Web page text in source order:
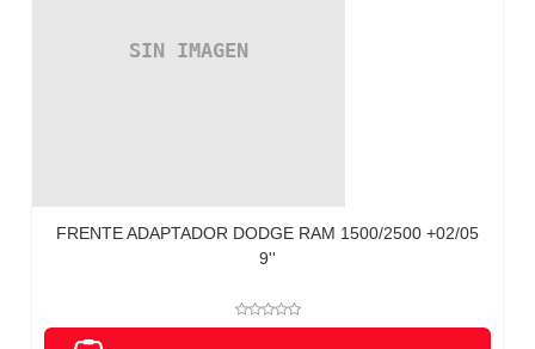
FRENTE ADAPTADOR DODGE RAM 1500/2500 +02/05
9''